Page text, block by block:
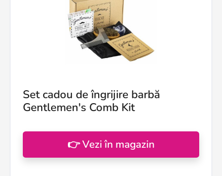
Set cadou de îngrijire barbă
Gentlemen's Comb Kit
👉 Vezi în magazin